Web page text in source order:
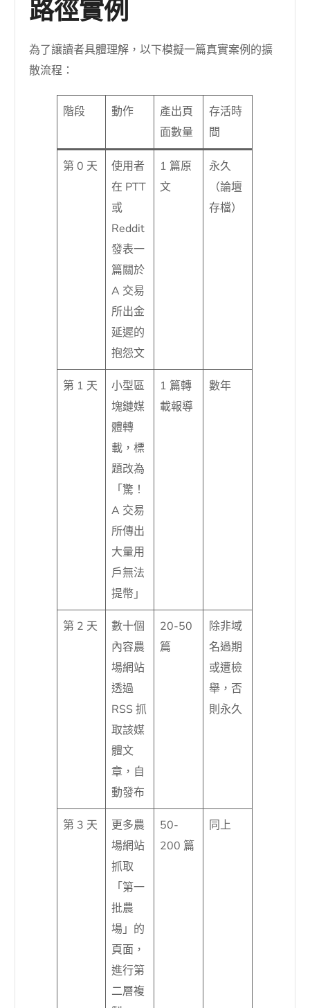
路徑實例
為了讓讀者具體理解，以下模擬一篇真實案例的擴
散流程：
階段 動作
產出頁
面數量
存活時
間
第 0 天
使用者
在 PTT
或
Reddit
發表一
篇關於
A 交易
所出金
延遲的
抱怨文
1 篇原
文
永久
（論壇
存檔）
第 1 天
小型區
塊鏈媒
體轉
載，標
題改為
「驚！
A 交易
所傳出
大量用
戶無法
提幣」
1 篇轉
載報導
數年
第 2 天
數十個
內容農
場網站
透過
RSS 抓
取該媒
體文
章，自
動發布
20-50
篇
除非域
名過期
或遭檢
舉，否
則永久
第 3 天
更多農
場網站
抓取
「第一
批農
場」的
頁面，
進行第
二層複
50-
200 篇
同上